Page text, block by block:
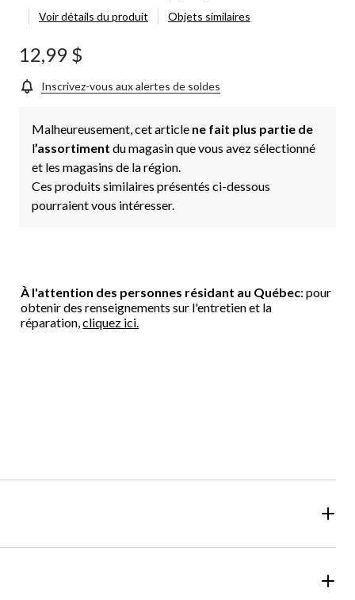
Voir détails du produit
Objets similaires
12,99 $
Inscrivez-vous aux alertes de soldes
Malheureusement, cet article ne fait plus partie de
l’assortiment du magasin que vous avez sélectionné
et les magasins de la région.
Ces produits similaires présentés ci-dessous
pourraient vous intéresser.
À l'attention des personnes résidant au Québec: pour
obtenir des renseignements sur l'entretien et la
réparation,cliquez ici.